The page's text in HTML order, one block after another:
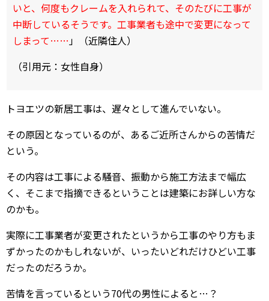
いと、何度もクレームを入れられて、そのたびに工事が
中断しているそうです。工事業者も途中で変更になって
しまって……」（近隣住人）
（引用元：女性自身）
トヨエツの新居工事は、遅々として進んでいない。
その原因となっているのが、あるご近所さんからの苦情だ
という。
その内容は工事による騒音、振動から施工方法まで幅広
く、そこまで指摘できるということは建築にお詳しい方な
のかも。
実際に工事業者が変更されたというから工事のやり方もま
ずかったのかもしれないが、いったいどれだけひどい工事
だったのだろうか。
苦情を言っているという70代の男性によると…？